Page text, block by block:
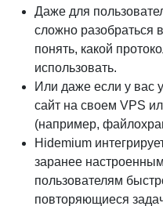
Даже для
сложно разобраться
понять, какой
использовать.
Или даже если у вас
сайт на своем VPS
(например,
Hidemium
заранее
пользователям
повторяющиеся